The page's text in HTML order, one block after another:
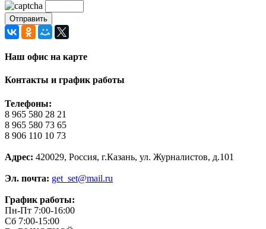
Наш офис на карте
Контакты и график работы
Телефоны:
8 965 580 28 21
8 965 580 73 65
8 906 110 10 73
Адрес: 420029, Россия, г.Казань, ул. Журналистов, д.101
Эл. почта: get_set@mail.ru
График работы:
Пн-Пт 7:00-16:00
Сб 7:00-15:00